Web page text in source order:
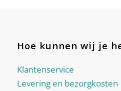
Hoe kunnen wij je
Klantenservice
Levering en bezorgkosten